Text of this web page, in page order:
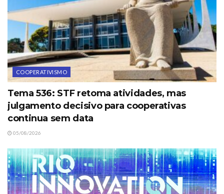
COOPERATIVISMO
Tema 536: STF retoma atividades, mas
julgamento decisivo para cooperativas
continua sem data
05/08/2026